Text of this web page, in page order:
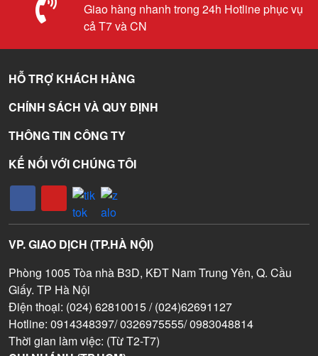
Giao hàng nhanh trong 24h Hotline phục vụ
cả T7 và CN
HỖ TRỢ KHÁCH HÀNG
CHÍNH SÁCH VÀ QUY ĐỊNH
THÔNG TIN CÔNG TY
KẾ NỐI VỚI CHÚNG TÔI
VP. GIAO DỊCH (TP.HÀ NỘI)
Phòng 1005 Tòa nhà B3D, KĐT Nam Trung Yên, Q. Cầu
Giấy. TP Hà Nội
Điện thoại: (024) 62810015 / (024)62691127
Hotline: 0914348397/ 0326975555/ 0983048814
Thời gian làm việc: (Từ T2-T7)